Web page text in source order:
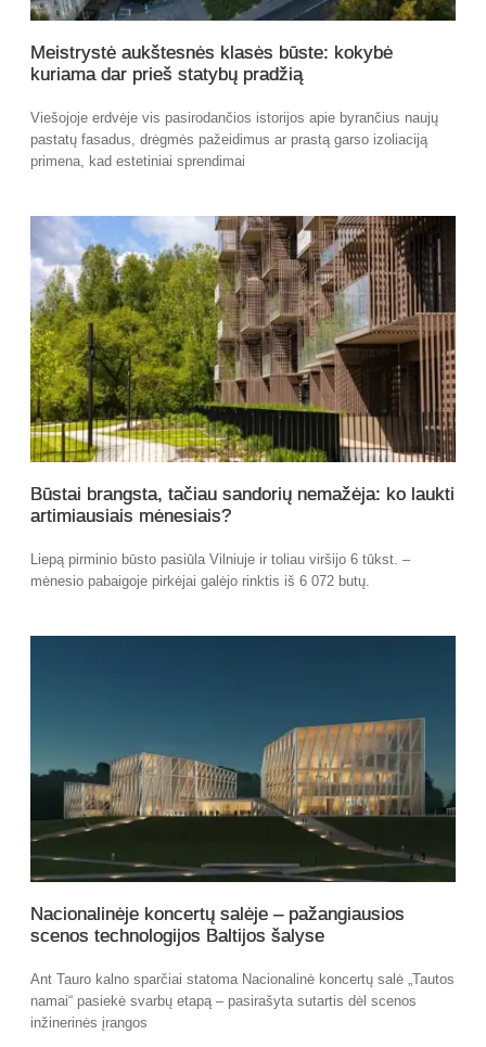
Meistrystė aukštesnės klasės būste: kokybė
kuriama dar prieš statybų pradžią
Viešojoje erdvėje vis pasirodančios istorijos apie byrančius naujų
pastatų fasadus, drėgmės pažeidimus ar prastą garso izoliaciją
primena, kad estetiniai sprendimai
Būstai brangsta, tačiau sandorių nemažėja: ko laukti
artimiausiais mėnesiais?
Liepą pirminio būsto pasiūla Vilniuje ir toliau viršijo 6 tūkst. –
mėnesio pabaigoje pirkėjai galėjo rinktis iš 6 072 butų.
Nacionalinėje koncertų salėje – pažangiausios
scenos technologijos Baltijos šalyse
Ant Tauro kalno sparčiai statoma Nacionalinė koncertų salė „Tautos
namai“ pasiekė svarbų etapą – pasirašyta sutartis dėl scenos
inžinerinės įrangos